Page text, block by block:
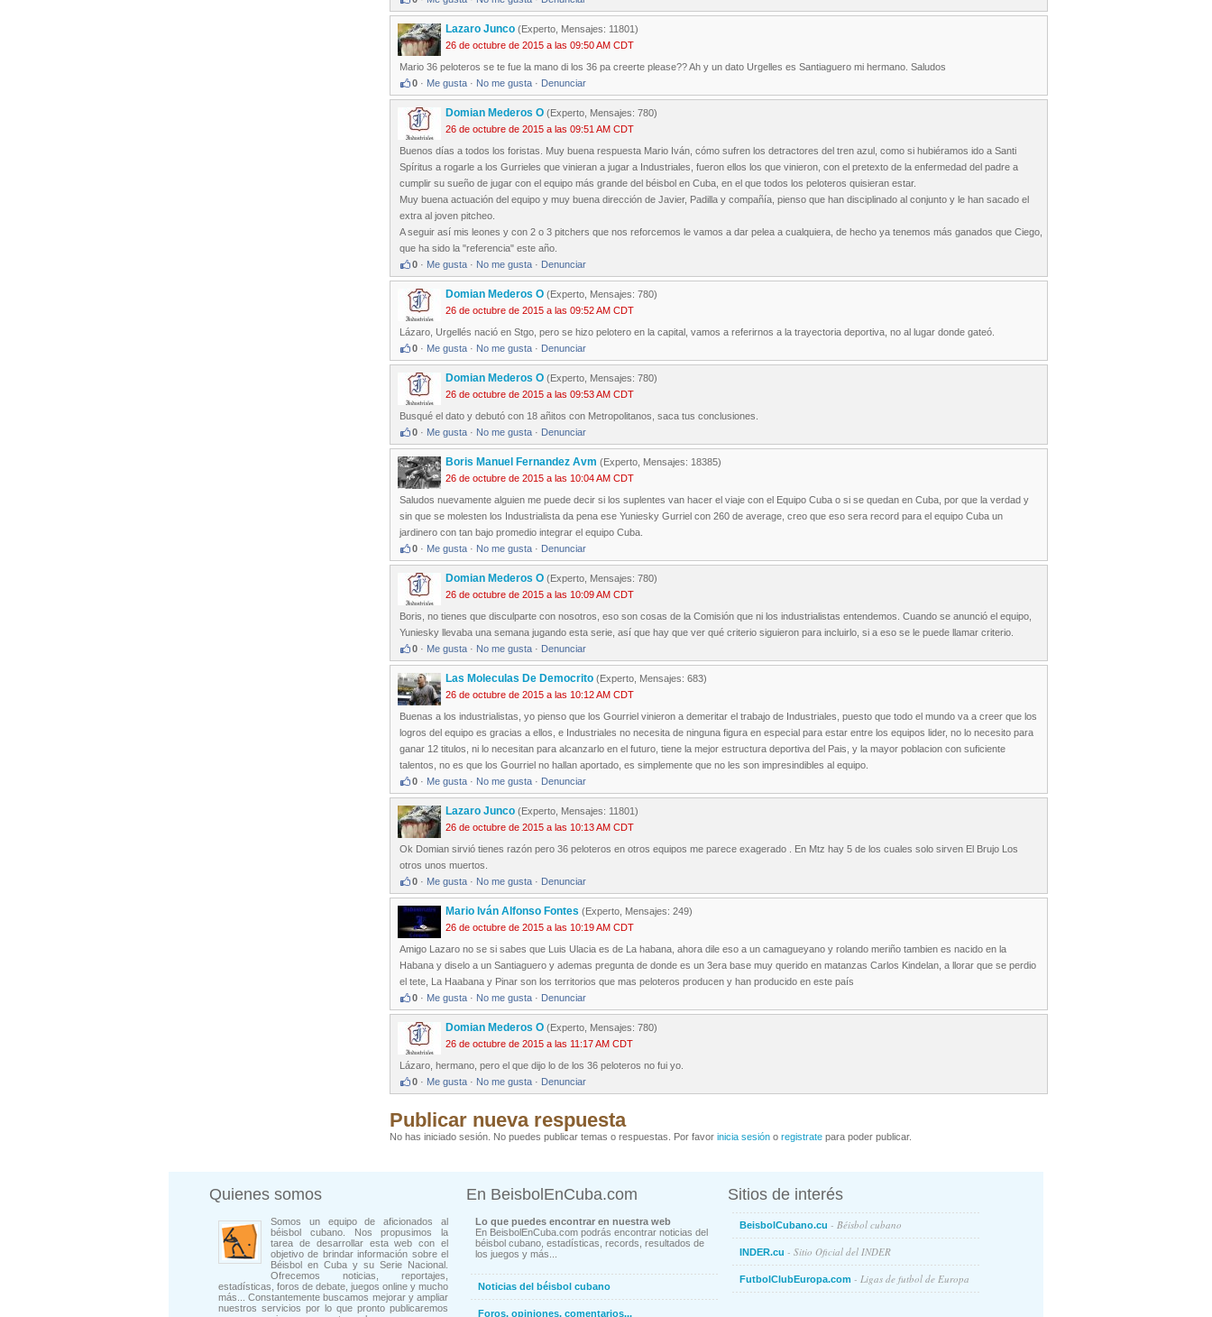
Lazaro Junco (Experto, Mensajes: 11801)
26 de octubre de 2015 a las 09:50 AM CDT
Mario 36 peloteros se te fue la mano di los 36 pa creerte please?? Ah y un dato Urgelles es Santiaguero mi hermano. Saludos
0 · Me gusta · No me gusta · Denunciar
Domian Mederos O (Experto, Mensajes: 780)
26 de octubre de 2015 a las 09:51 AM CDT
Buenos días a todos los foristas. Muy buena respuesta Mario Iván, cómo sufren los detractores del tren azul, como si hubiéramos ido a Santi
Spíritus a rogarle a los Gurrieles que vinieran a jugar a Industriales, fueron ellos los que vinieron, con el pretexto de la enfermedad del padre a
cumplir su sueño de jugar con el equipo más grande del béisbol en Cuba, en el que todos los peloteros quisieran estar.
Muy buena actuación del equipo y muy buena dirección de Javier, Padilla y compañía, pienso que han disciplinado al conjunto y le han sacado el
extra al joven pitcheo.
A seguir así mis leones y con 2 o 3 pitchers que nos reforcemos le vamos a dar pelea a cualquiera, de hecho ya tenemos más ganados que Ciego,
que ha sido la "referencia" este año.
0 · Me gusta · No me gusta · Denunciar
Domian Mederos O (Experto, Mensajes: 780)
26 de octubre de 2015 a las 09:52 AM CDT
Lázaro, Urgellés nació en Stgo, pero se hizo pelotero en la capital, vamos a referirnos a la trayectoria deportiva, no al lugar donde gateó.
0 · Me gusta · No me gusta · Denunciar
Domian Mederos O (Experto, Mensajes: 780)
26 de octubre de 2015 a las 09:53 AM CDT
Busqué el dato y debutó con 18 añitos con Metropolitanos, saca tus conclusiones.
0 · Me gusta · No me gusta · Denunciar
Boris Manuel Fernandez Avm (Experto, Mensajes: 18385)
26 de octubre de 2015 a las 10:04 AM CDT
Saludos nuevamente alguien me puede decir si los suplentes van hacer el viaje con el Equipo Cuba o si se quedan en Cuba, por que la verdad y
sin que se molesten los Industrialista da pena ese Yuniesky Gurriel con 260 de average, creo que eso sera record para el equipo Cuba un
jardinero con tan bajo promedio integrar el equipo Cuba.
0 · Me gusta · No me gusta · Denunciar
Domian Mederos O (Experto, Mensajes: 780)
26 de octubre de 2015 a las 10:09 AM CDT
Boris, no tienes que disculparte con nosotros, eso son cosas de la Comisión que ni los industrialistas entendemos. Cuando se anunció el equipo,
Yuniesky llevaba una semana jugando esta serie, así que hay que ver qué criterio siguieron para incluirlo, si a eso se le puede llamar criterio.
0 · Me gusta · No me gusta · Denunciar
Las Moleculas De Democrito (Experto, Mensajes: 683)
26 de octubre de 2015 a las 10:12 AM CDT
Buenas a los industrialistas, yo pienso que los Gourriel vinieron a demeritar el trabajo de Industriales, puesto que todo el mundo va a creer que los
logros del equipo es gracias a ellos, e Industriales no necesita de ninguna figura en especial para estar entre los equipos lider, no lo necesito para
ganar 12 titulos, ni lo necesitan para alcanzarlo en el futuro, tiene la mejor estructura deportiva del Pais, y la mayor poblacion con suficiente
talentos, no es que los Gourriel no hallan aportado, es simplemente que no les son impresindibles al equipo.
0 · Me gusta · No me gusta · Denunciar
Lazaro Junco (Experto, Mensajes: 11801)
26 de octubre de 2015 a las 10:13 AM CDT
Ok Domian sirvió tienes razón pero 36 peloteros en otros equipos me parece exagerado . En Mtz hay 5 de los cuales solo sirven El Brujo Los
otros unos muertos.
0 · Me gusta · No me gusta · Denunciar
Mario Iván Alfonso Fontes (Experto, Mensajes: 249)
26 de octubre de 2015 a las 10:19 AM CDT
Amigo Lazaro no se si sabes que Luis Ulacia es de La habana, ahora dile eso a un camagueyano y rolando meriño tambien es nacido en la
Habana y diselo a un Santiaguero y ademas pregunta de donde es un 3era base muy querido en matanzas Carlos Kindelan, a llorar que se perdio
el tete, La Haabana y Pinar son los territorios que mas peloteros producen y han producido en este país
0 · Me gusta · No me gusta · Denunciar
Domian Mederos O (Experto, Mensajes: 780)
26 de octubre de 2015 a las 11:17 AM CDT
Lázaro, hermano, pero el que dijo lo de los 36 peloteros no fui yo.
0 · Me gusta · No me gusta · Denunciar
Publicar nueva respuesta
No has iniciado sesión. No puedes publicar temas o respuestas. Por favor inicia sesión o registrate para poder publicar.
Quienes somos
Somos un equipo de aficionados al
béisbol cubano. Nos propusimos la
tarea de desarrollar esta web con el
objetivo de brindar información sobre el
Béisbol en Cuba y su Serie Nacional.
Ofrecemos noticias, reportajes,
estadísticas, foros de debate, juegos online y mucho
más... Constantemente buscamos mejorar y ampliar
nuestros servicios por lo que pronto publicaremos
En BeisbolEnCuba.com
Lo que puedes encontrar en nuestra web
En BeisbolEnCuba.com podrás encontrar noticias del
béisbol cubano, estadísticas, records, resultados de
los juegos y más...
Noticias del béisbol cubano
Foros, opiniones, comentarios...
Sitios de interés
BeisbolCubano.cu - Béisbol cubano
INDER.cu - Sitio Oficial del INDER
FutbolClubEuropa.com - Ligas de futbol de Europa